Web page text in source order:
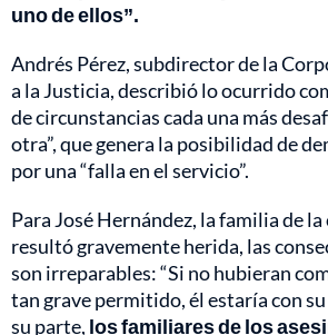
uno de ellos”.
Andrés Pérez, subdirector de la
a la Justicia, describió lo ocurrido
de circunstancias cada una más
otra”, que genera la posibilidad de
por una “falla en el servicio”.
Para José Hernández, la familia de
resultó gravemente herida, las
son irreparables: “Si no hubieran
tan grave permitido, él estaría con
su parte, los familiares de los